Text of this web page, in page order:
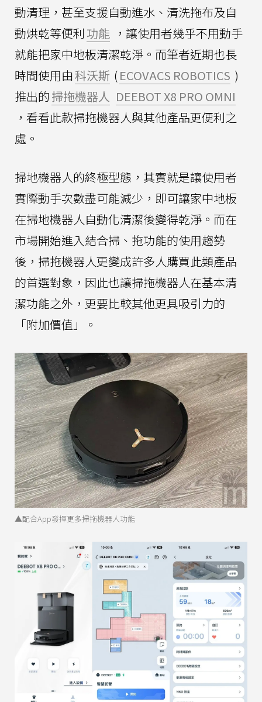
動清理，甚至支援自動進水、清洗拖布及自
動烘乾等便利 功能 ，讓使用者幾乎不用動手
就能把家中地板清潔乾淨。而筆者近期也長
時間使用由科沃斯 (ECOVACS ROBOTICS )
推出的掃拖機器人 DEEBOT X8 PRO OMNI
，看看此款掃拖機器人與其他產品更便利之
處。
掃地機器人的終極型態，其實就是讓使用者
實際動手次數盡可能減少，即可讓家中地板
在掃地機器人自動化清潔後變得乾淨。而在
市場開始進入結合掃、拖功能的使用趨勢
後，掃拖機器人更變成許多人購買此類產品
的首選對象，因此也讓掃拖機器人在基本清
潔功能之外，更要比較其他更具吸引力的
「附加價值」。
▲配合App發揮更多掃拖機器人功能